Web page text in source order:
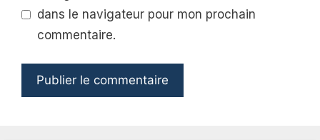
dans le navigateur pour mon prochain
commentaire.